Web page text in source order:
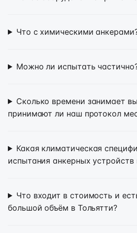
Что с химическими
Можно ли испытать
Сколько времени занимает
принимают ли наш протокол
Какая климатическая
испытания анкерных устройств
Что входит в стоимость и
большой объём в Тольятти?